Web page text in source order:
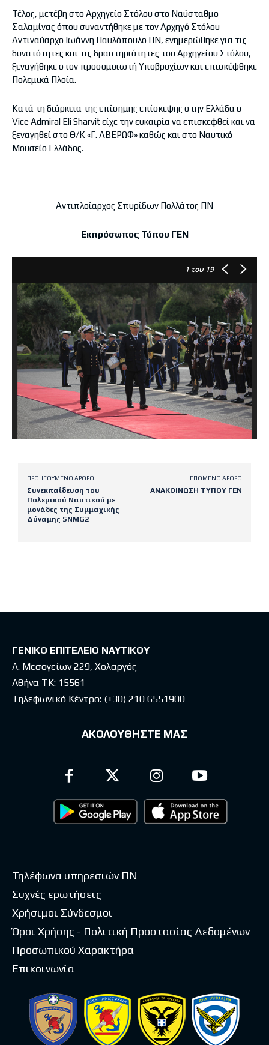
Τέλος, μετέβη στο Αρχηγείο Στόλου στο Ναύσταθμο
Σαλαμίνας όπου συναντήθηκε με τον Αρχηγό Στόλου
Αντιναύαρχο Ιωάννη Παυλόπουλο ΠΝ, ενημερώθηκε για τις
δυνατότητες και τις δραστηριότητες του Αρχηγείου Στόλου,
ξεναγήθηκε στον προσομοιωτή Υποβρυχίων και επισκέφθηκε
Πολεμικά Πλοία.
Κατά τη διάρκεια της επίσημης επίσκεψης στην Ελλάδα ο
Vice Admiral Eli Sharvit είχε την ευκαιρία να επισκεφθεί και να
ξεναγηθεί στο Θ/Κ «Γ. ΑΒΕΡΩΦ» καθώς και στο Ναυτικό
Μουσείο Ελλάδος.
Αντιπλοίαρχος Σπυρίδων Πολλάτος ΠΝ
Εκπρόσωπος Τύπου ΓΕΝ
1 του 19
ΠΡΟΗΓΟΎΜΕΝΟ ΆΡΘΡΟ
Συνεκπαίδευση του
Πολεμικού Ναυτικού με
μονάδες της Συμμαχικής
Δύναμης SNMG2
ΕΠΌΜΕΝΟ ΆΡΘΡΟ
ΑΝΑΚΟΙΝΩΣΗ ΤΥΠΟΥ ΓΕΝ
ΓΕΝΙΚΟ ΕΠΙΤΕΛΕΙΟ ΝΑΥΤΙΚΟΥ
Λ. Μεσογείων 229, Χολαργός
Αθήνα ΤΚ: 15561
Τηλεφωνικό Κέντρο: (+30) 210 6551900
ΑΚΟΛΟΥΘΗΣΤΕ ΜΑΣ
Τηλέφωνα υπηρεσιών ΠΝ
Συχνές ερωτήσεις
Χρήσιμοι Σύνδεσμοι
Όροι Χρήσης - Πολιτική Προστασίας Δεδομένων
Προσωπικού Χαρακτήρα
Επικοινωνία